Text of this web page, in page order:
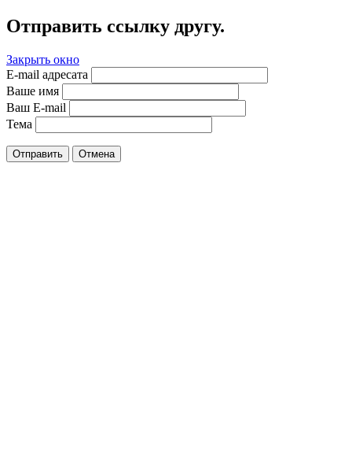
Отправить ссылку другу.
Закрыть окно
E-mail адресата
Ваше имя
Ваш E-mail
Тема
Отправить Отмена